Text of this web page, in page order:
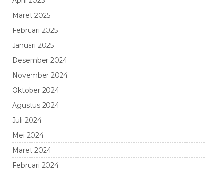
Maret 2025
Februari 2025
Januari 2025
Desember 2024
November 2024
Oktober 2024
Agustus 2024
Juli 2024
Mei 2024
Maret 2024
Februari 2024